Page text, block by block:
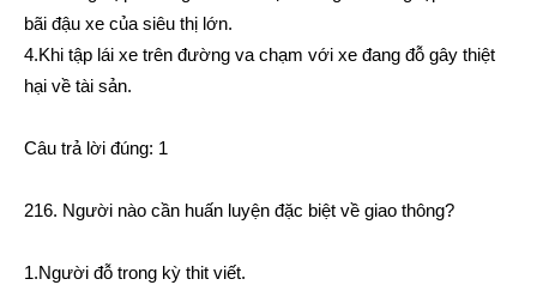
bãi đậu xe của siêu thị lớn.
4.Khi tập lái xe trên đường va chạm với xe đang đỗ gây thiệt
hại về tài sản.
Câu trả lời đúng: 1
216. Người nào cần huấn luyện đặc biệt về giao thông?
1.Người đỗ trong kỳ thit viết.